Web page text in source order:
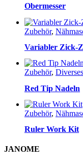
Obermesser
Zubehör,
Variabler Zick-
Zubehör,
Red Tip Nadeln
Zubehör,
Ruler Work Kit
JANOME